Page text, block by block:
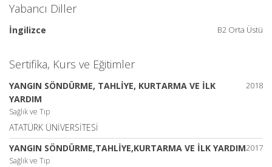
Yabancı Diller
B2 Orta Üstü
İngilizce
Sertifika, Kurs ve Eğitimler
2018
YANGIN SÖNDÜRME, TAHLİYE, KURTARMA VE İLK
YARDIM
Sağlık ve Tıp
ATATÜRK ÜNİVERSİTESİ
2017
YANGIN SÖNDÜRME,TAHLİYE,KURTARMA VE İLK YARDIM
Sağlık ve Tıp